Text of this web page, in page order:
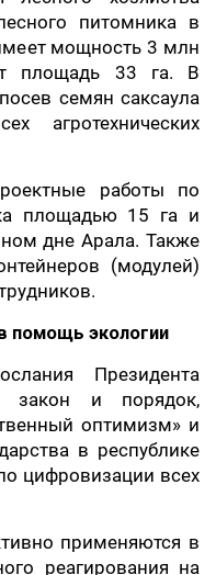
питомника в
мощность 3 млн
площадь 33 га. В
семян саксаула
работы по
площадью 15 га и
дне Арала. Также
(модулей)
помощь экологии
Президента
закон и порядок,
оптимизм» и
в республике
цифровизации всех
применяются в
реагирования на